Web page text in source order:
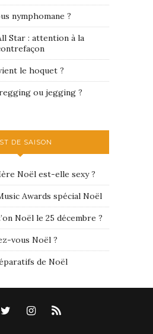
nymphomane ?
Star : attention à la
le hoquet ?
ou jegging ?
DE SAISON
Noël est-elle sexy ?
Awards spécial Noël
Noël le 25 décembre ?
vous Noël ?
de Noël